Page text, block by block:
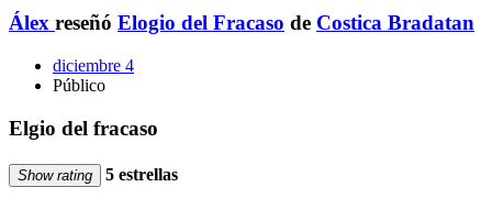
Álex reseñó Elogio del Fracaso de Costica Bradatan
diciembre 4
Público
Elgio del fracaso
Show rating 5 estrellas